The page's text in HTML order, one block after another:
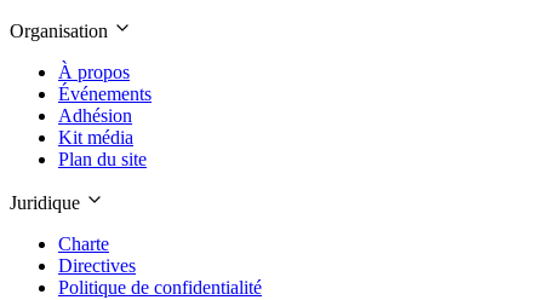
Organisation
À propos
Événements
Adhésion
Kit média
Plan du site
Juridique
Charte
Directives
Politique de confidentialité